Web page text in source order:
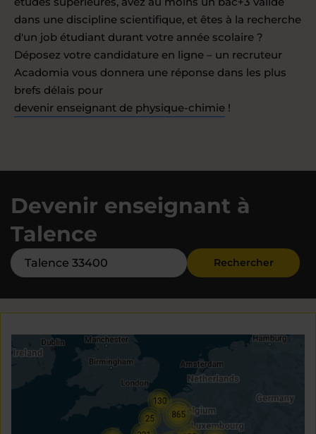
dans une discipline scientifique, et êtes à la recherche
d'un job étudiant durant votre année scolaire ?
Déposez votre candidature en ligne – un recruteur
Acadomia vous donnera une réponse dans les plus
brefs délais pour
devenir enseignant de physique-chimie !
Devenir enseignant à
Talence
Rechercher